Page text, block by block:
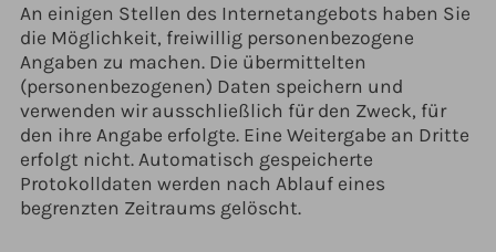
An einigen Stellen des Internetangebots haben Sie
die Möglichkeit, freiwillig personenbezogene
Angaben zu machen. Die übermittelten
(personenbezogenen) Daten speichern und
verwenden wir ausschließlich für den Zweck, für
den ihre Angabe erfolgte. Eine Weitergabe an Dritte
erfolgt nicht. Automatisch gespeicherte
Protokolldaten werden nach Ablauf eines
begrenzten Zeitraums gelöscht.